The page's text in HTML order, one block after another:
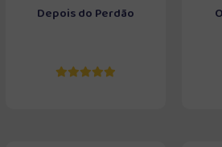
Depois do Perdão